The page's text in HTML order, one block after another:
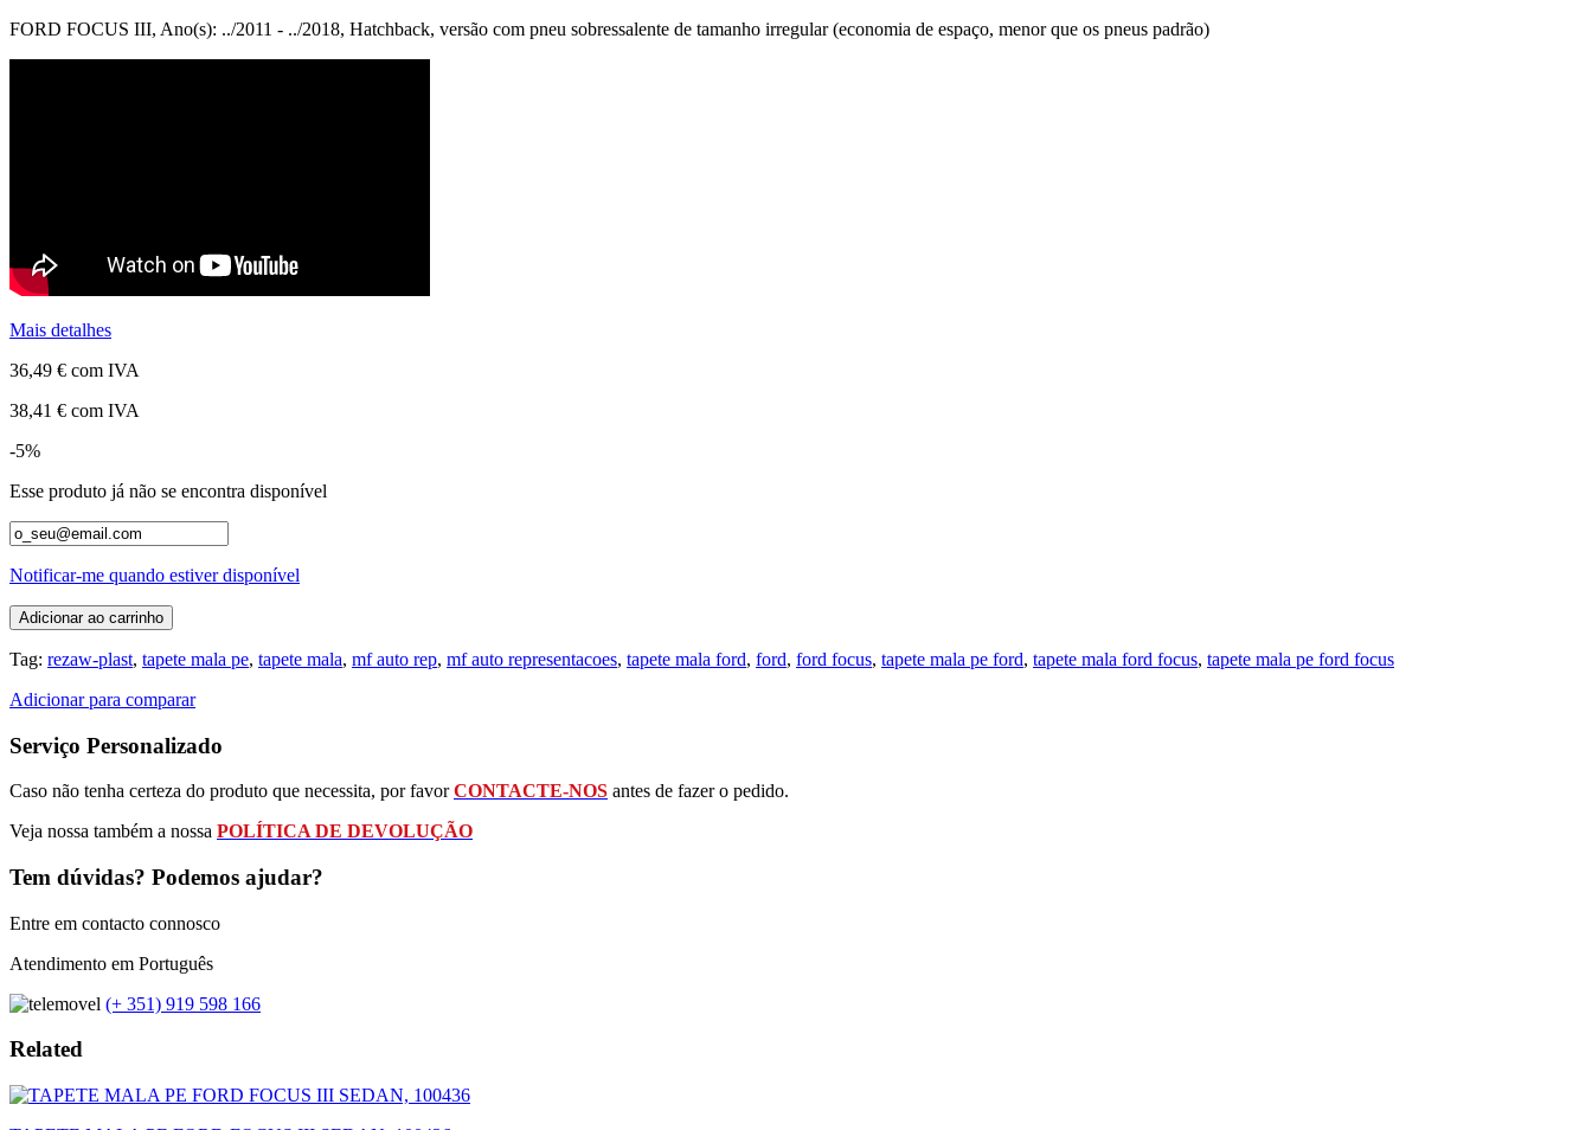
FORD FOCUS III, Ano(s): ../2011 - ../2018, Hatchback, versão com pneu sobressalente de tamanho irregular (economia de espaço, menor que os pneus padrão)
Mais detalhes
36,49 € com IVA
38,41 € com IVA
-5%
Esse produto já não se encontra disponível
Notificar-me quando estiver disponível
Adicionar ao carrinho
Tag: rezaw-plast, tapete mala pe, tapete mala, mf auto rep, mf auto representacoes, tapete mala ford, ford, ford focus, tapete mala pe ford, tapete mala ford focus, tapete mala pe ford focus
Adicionar para comparar
Serviço Personalizado
Caso não tenha certeza do produto que necessita, por favorCONTACTE-NOS antes de fazer o pedido.
Veja nossa também a nossa POLÍTICA DE DEVOLUÇÃO
Tem dúvidas? Podemos ajudar?
Entre em contacto connosco
Atendimento em Português
(+ 351) 919 598 166
Related